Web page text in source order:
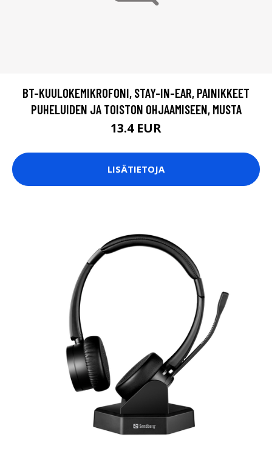
BT-KUULOKEMIKROFONI, STAY-IN-EAR, PAINIKKEET
PUHELUIDEN JA TOISTON OHJAAMISEEN, MUSTA
13.4 EUR
LISÄTIETOJA